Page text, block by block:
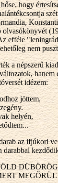
hogy
olvasókönyvét
efféle
nem
a népszerű
idézem:
jöttem,
helyén,
az ifjúkori
darabbal